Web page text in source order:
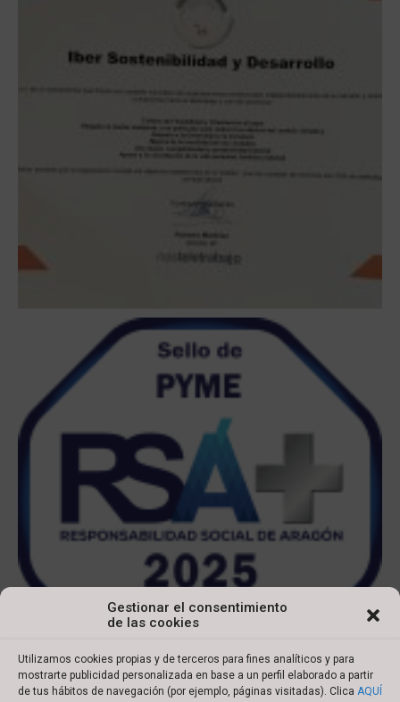
Gestionar el consentimiento
de las cookies
Utilizamos cookies propias y de terceros para fines analíticos y para
mostrarte publicidad personalizada en base a un perfil elaborado a partir
de tus hábitos de navegación (por ejemplo, páginas visitadas). Clica AQUÍ